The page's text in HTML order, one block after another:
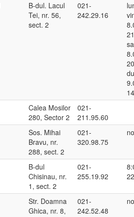
B-dul. Lacul
Tei, nr. 56,
sect. 2
021-
242.29.16
Calea Mosilor
280, Sector 2
021-
211.95.60
Sos. Mihai
Bravu, nr.
288, sect. 2
021-
320.98.75
B-dul
Chisinau, nr.
1, sect. 2
021-
255.19.92
Str. Doamna
Ghica, nr. 8,
021-
242.52.48